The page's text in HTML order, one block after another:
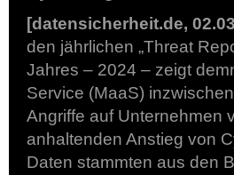
[datensicherheit.de,
den jährlichen „Threat
Jahres – 2024 – zeigt
Service (MaaS)
Angriffe auf Unternehmen
anhaltenden Anstieg von
Daten stammten aus den